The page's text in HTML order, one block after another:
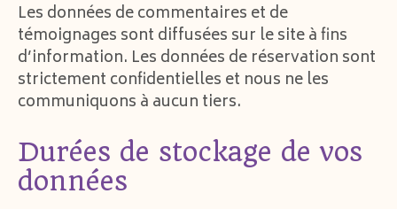
Les données de commentaires et de
témoignages sont diffusées sur le site à fins
d’information. Les données de réservation sont
strictement confidentielles et nous ne les
communiquons à aucun tiers.
Durées de stockage de vos
données